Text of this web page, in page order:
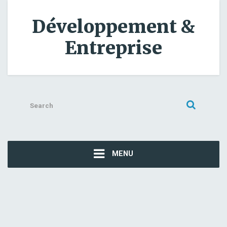
Développement &
Entreprise
for:
MENU